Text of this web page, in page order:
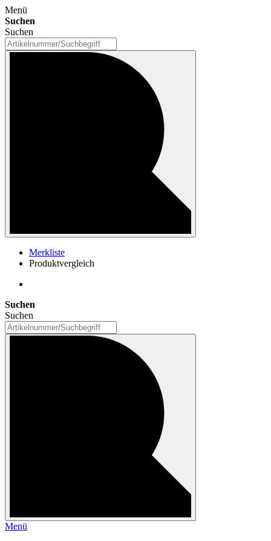
Menü
Suchen
Suchen
Merkliste
Produktvergleich
Suchen
Suchen
Menü